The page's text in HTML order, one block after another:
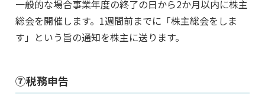
一般的な場合事業年度の終了の日から2か月以内に株主
総会を開催します。1週間前までに「株主総会をしま
す」という旨の通知を株主に送ります。
⑦税務申告